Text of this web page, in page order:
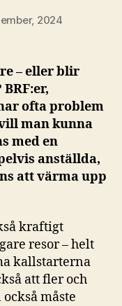
2024
– eller blir
ofta problem
man kunna
med en
anställda,
att värma upp
kraftigt
resor – helt
kallstarterna
att fler och
måste